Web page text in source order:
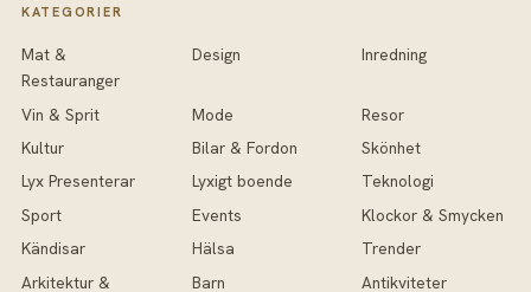
KATEGORIER
Mat &
Restauranger
Design Inredning
Vin & Sprit Mode
Resor
Kultur
Bilar & Fordon
Skönhet
Lyx Presenterar
Lyxigt boende
Teknologi
Sport
Events
Klockor & Smycken
Kändisar
Hälsa
Trender
Arkitektur &
Barn Antikviteter